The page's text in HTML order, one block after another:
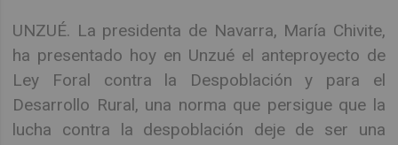
UNZUÉ. La presidenta de Navarra, María Chivite,
ha presentado hoy en Unzué el anteproyecto de
Ley Foral contra la Despoblación y para el
Desarrollo Rural, una norma que persigue que la
lucha contra la despoblación deje de ser una